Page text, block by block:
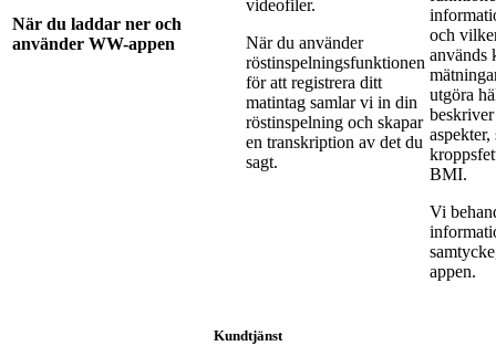
När du laddar ner och
använder WW-appen
videofiler.
När du använder
röstinspelningsfunktionen
för att registrera ditt
matintag samlar vi in din
röstinspelning och skapar
en transkription av det du
sagt.
och
används
utgöra
aspekter,
BMI.
Vi
appen.
Kundtjänst